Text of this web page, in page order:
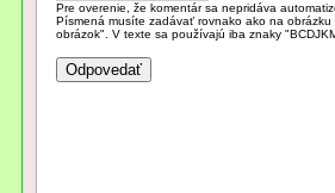
Pre overenie, že komentár sa nepridáva
Písmená musíte zadávať rovnako ako na
obrázok". V texte sa používajú iba znaky